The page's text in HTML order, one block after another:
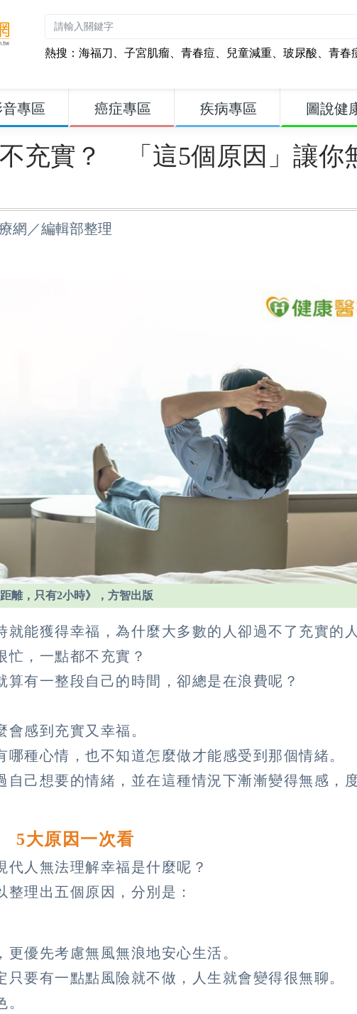
熱搜： 海福刀 、 子宮肌瘤、 青春痘、 兒童減重、 玻尿酸、 青春
專區 癌症專區 疾病專區 圖說健
充實？ 「這5個原因」讓你
網／編輯部整理
離，只有2小時》，方智出版
就能獲得幸福，為什麼大多數的人卻過不了充實的
忙，一點都不充實？
算有一整段自己的時間，卻總是在浪費呢？
會感到充實又幸福。
哪種心情，也不知道怎麼做才能感受到那個情緒。
自己想要的情緒，並在這種情況下漸漸變得無感，
5大原因一次看
代人無法理解幸福是什麼呢？
理出五個原因，分別是：
更優先考慮無風無浪地安心生活。
只要有一點點風險就不做，人生就會變得很無聊。